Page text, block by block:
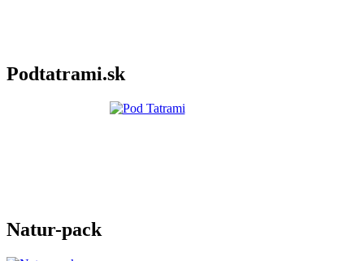
Podtatrami.sk
Natur-pack